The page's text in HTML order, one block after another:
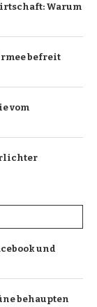
Warum
befreit
vom
und
behaupten